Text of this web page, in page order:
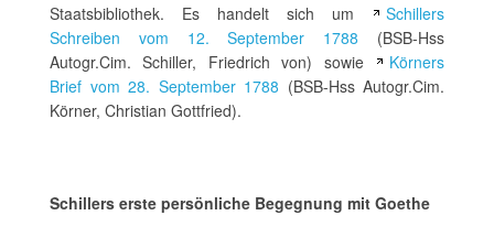
Staatsbibliothek. Es handelt sich um
Schillers
Schreiben vom 12. September 1788 (BSB-Hss
Autogr.Cim. Schiller, Friedrich von) sowie
Körners
Brief vom 28. September 1788 (BSB-Hss Autogr.Cim.
Körner, Christian Gottfried).
Schillers erste persönliche Begegnung mit Goethe